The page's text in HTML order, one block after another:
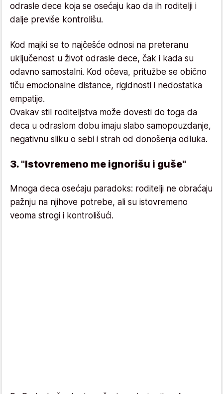
odrasle dece koja se osećaju kao da ih roditelji i
dalje previše kontrolišu.
Kod majki se to najčešće odnosi na preteranu
uključenost u život odrasle dece, čak i kada su
odavno samostalni. Kod očeva, pritužbe se obično
tiču emocionalne distance, rigidnosti i nedostatka
empatije.
Ovakav stil roditeljstva može dovesti do toga da
deca u odraslom dobu imaju slabo samopouzdanje,
negativnu sliku o sebi i strah od donošenja odluka.
3. "Istovremeno me ignorišu i guše"
Mnoga deca osećaju paradoks: roditelji ne obraćaju
pažnju na njihove potrebe, ali su istovremeno
veoma strogi i kontrolišući.